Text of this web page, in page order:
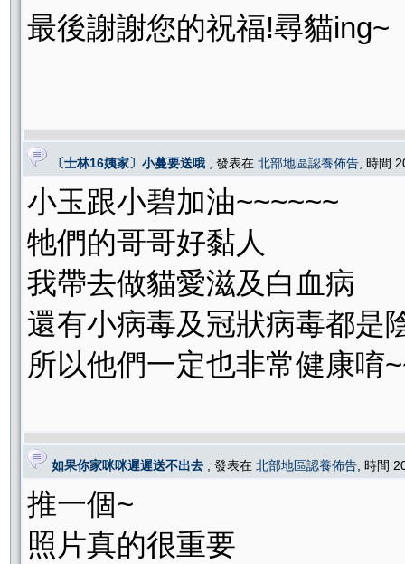
最後謝謝您的祝福!尋貓ing~
〔士林16姨家〕小蔓要送哦 , 發表在 北部地區認養佈告 , 時間
小玉跟小碧加油~~~~~~
牠們的哥哥好黏人
我帶去做貓愛滋及白血病
還有小病毒及冠狀病毒都是
所以他們一定也非常健康唷
如果你家咪咪遲遲送不出去 , 發表在 北部地區認養佈告 , 時間
推一個~
照片真的很重要